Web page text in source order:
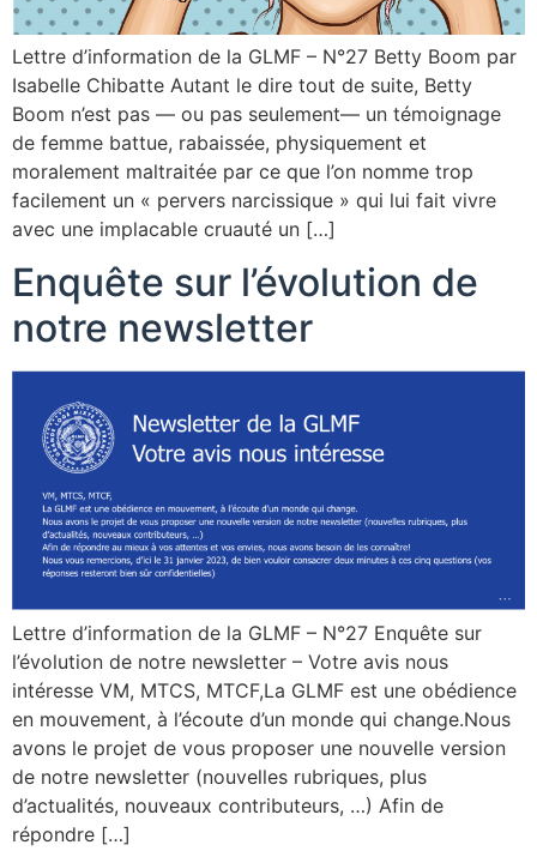
Lettre d’information de la GLMF – N°27 Betty Boom par
Isabelle Chibatte Autant le dire tout de suite, Betty
Boom n’est pas — ou pas seulement— un témoignage
de femme battue, rabaissée, physiquement et
moralement maltraitée par ce que l’on nomme trop
facilement un « pervers narcissique » qui lui fait vivre
avec une implacable cruauté un […]
Enquête sur l’évolution de
notre newsletter
Lettre d’information de la GLMF – N°27 Enquête sur
l’évolution de notre newsletter – Votre avis nous
intéresse VM, MTCS, MTCF,La GLMF est une obédience
en mouvement, à l’écoute d’un monde qui change.Nous
avons le projet de vous proposer une nouvelle version
de notre newsletter (nouvelles rubriques, plus
d’actualités, nouveaux contributeurs, …) Afin de
répondre […]